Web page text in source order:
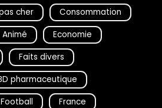
cher
Consommation
Animé
Economie
Faits divers
pharmaceutique
Football
France